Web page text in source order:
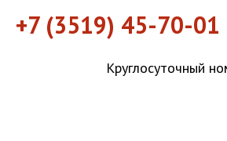
+7 (3519) 45-70-01
Круглосуточный